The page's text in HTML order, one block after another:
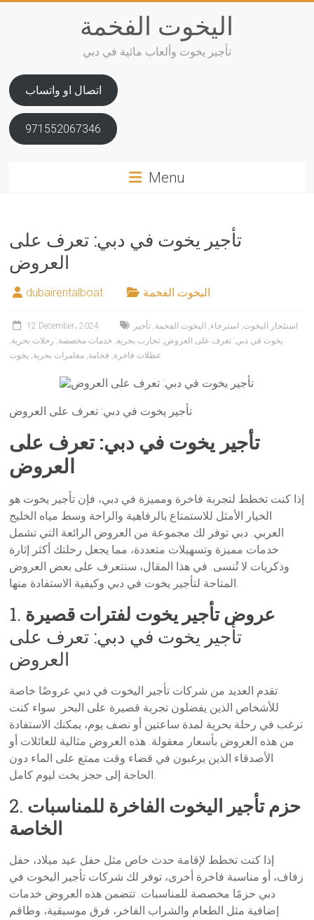
اليخوت الفخمة
تأجير يخوت وألعاب مائية في دبي
اتصال او واتساب
971552067346
Menu
تأجير يخوت في دبي: تعرف على
العروض
dubairentalboat اليخوت الفخمة
12 December، 2024 استئجار اليخوت, استرخاء, اليخوت الفخمة, تأجير
يخوت في دبي: تعرف على العروض, تجارب بحرية, خدمات مخصصة, رحلات بحرية,
عطلات فاخرة, فخامة, مغامرات بحرية, يخوت
تأجير يخوت في دبي: تعرف على العروض
تأجير يخوت في دبي: تعرف على
العروض
إذا كنت تخطط لتجربة فاخرة ومميزة في دبي، فإن تأجير يخوت هو
الخيار الأمثل للاستمتاع بالرفاهية والراحة وسط مياه الخليج
العربي. دبي توفر لك مجموعة من العروض الرائعة التي تشمل
خدمات مميزة وتسهيلات متعددة، مما يجعل رحلتك أكثر إثارة
وذكريات لا تُنسى. في هذا المقال، سنتعرف على بعض العروض
المتاحة لتأجير يخوت في دبي وكيفية الاستفادة منها.
1. عروض تأجير يخوت لفترات قصيرة
تأجير يخوت في دبي: تعرف على
العروض
تقدم العديد من شركات تأجير اليخوت في دبي عروضًا خاصة
للأشخاص الذين يفضلون تجربة قصيرة على البحر. سواء كنت
ترغب في رحلة بحرية لمدة ساعتين أو نصف يوم، يمكنك الاستفادة
من هذه العروض بأسعار معقولة. هذه العروض مثالية للعائلات أو
الأصدقاء الذين يرغبون في قضاء وقت ممتع على الماء دون
الحاجة إلى حجز يخت ليوم كامل.
2. حزم تأجير اليخوت الفاخرة للمناسبات
الخاصة
إذا كنت تخطط لإقامة حدث خاص مثل حفل عيد ميلاد، حفل
زفاف، أو مناسبة فاخرة أخرى، توفر لك شركات تأجير اليخوت في
دبي حزمًا مخصصة للمناسبات. تتضمن هذه العروض خدمات
إضافية مثل الطعام والشراب الفاخر، فرق موسيقية، وطاقم